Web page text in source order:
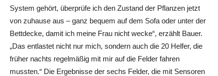
System gehört, überprüfe ich den Zustand der Pflanzen jetzt
von zuhause aus – ganz bequem auf dem Sofa oder unter der
Bettdecke, damit ich meine Frau nicht wecke“, erzählt Bauer.
„Das entlastet nicht nur mich, sondern auch die 20 Helfer, die
früher nachts regelmäßig mit mir auf die Felder fahren
mussten.“ Die Ergebnisse der sechs Felder, die mit Sensoren